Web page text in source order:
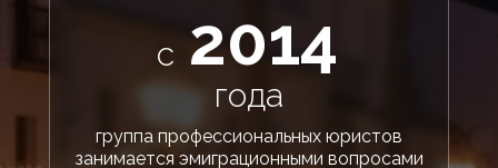
года
группа профессиональных юристов
занимается эмиграционными вопросами
2014
с